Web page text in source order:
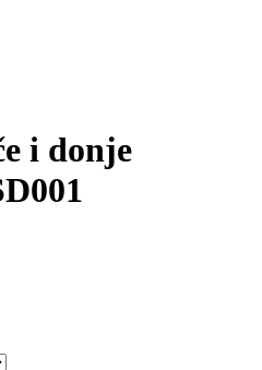
i donje